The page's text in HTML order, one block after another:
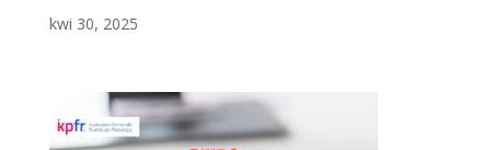
kwi 30, 2025